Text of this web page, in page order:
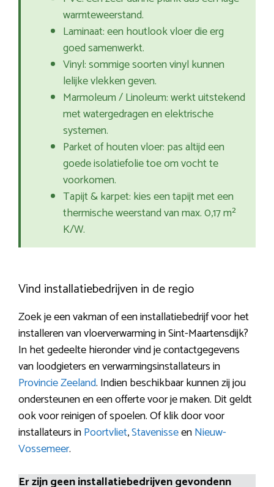
warmteweerstand.
Laminaat: een houtlook vloer die erg
goed samenwerkt.
Vinyl: sommige soorten vinyl kunnen
lelijke vlekken geven.
Marmoleum / Linoleum: werkt uitstekend
met watergedragen en elektrische
systemen.
Parket of houten vloer: pas altijd een
goede isolatiefolie toe om vocht te
voorkomen.
Tapijt & karpet: kies een tapijt met een
thermische weerstand van max. 0,17 m²
K/W.
Vind installatiebedrijven in de regio
Zoek je een vakman of een installatiebedrijf voor het
installeren van vloerverwarming in Sint-Maartensdijk?
In het gedeelte hieronder vind je contactgegevens
van loodgieters en verwarmingsinstallateurs in
Provincie Zeeland. Indien beschikbaar kunnen zij jou
ondersteunen en een offerte voor je maken. Dit geldt
ook voor reinigen of spoelen. Of klik door voor
installateurs inPoortvliet,StavenisseenNieuw-
Vossemeer.
Er zijn geen installatiebedrijven gevondenn